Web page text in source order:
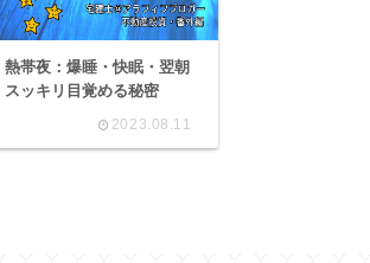
熱帯夜：爆睡・快眠・翌朝
スッキリ目覚める秘密
2023.08.11